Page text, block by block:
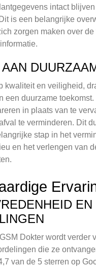
intact
is een belangrijke
zorgen maken over
kwaliteit en veiligheid,
een duurzame toekomst.
in plaats van te
te verminderen. Dit
stap in het
en het verlengen van
EN
Dokter wordt verder
die ze
van de 5 sterren op